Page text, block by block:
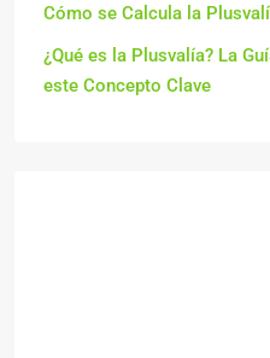
Cómo se Calcula la
¿Qué es la Plusvalía? La
este Concepto Clave